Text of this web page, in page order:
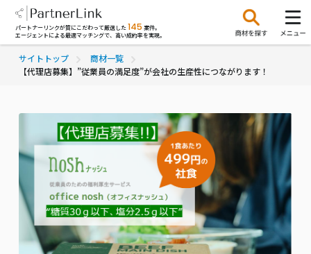
パートナーリンクが質にこだわって厳選した 145 案件。
エージェントによる最適マッチングで、高い成約率を実現。
サイトトップ
商材一覧
【代理店募集】”従業員の満足度”が会社の生産性につながります！